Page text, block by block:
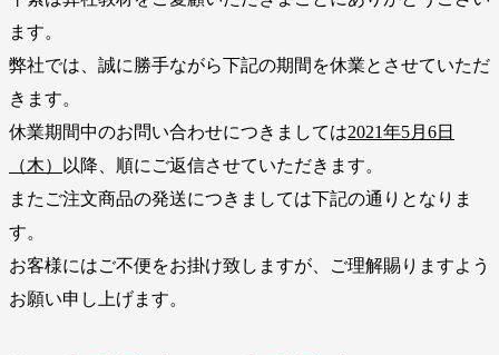
ます。
弊社では、誠に勝手ながら下記の期間を休業とさせていただ
きます。
休業期間中のお問い合わせにつきましては2021年5月6日
（木）
以降、順にご返信させていただきます。
またご注文商品の発送につきましては下記の通りとなりま
す。
お客様にはご不便をお掛け致しますが、ご理解賜りますよう
お願い申し上げます。